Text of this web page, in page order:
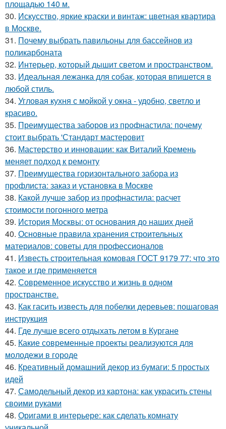
площадью 140 м.
30. Искусство, яркие краски и винтаж: цветная квартира
в Москве.
31. Почему выбрать павильоны для бассейнов из
поликарбоната
32. Интерьер, который дышит светом и пространством.
33. Идеальная лежанка для собак, которая впишется в
любой стиль.
34. Угловая кухня с мойкой у окна - удобно, светло и
красиво.
35. Преимущества заборов из профнастила: почему
стоит выбрать 'Стандарт мастеровит
36. Мастерство и инновации: как Виталий Кремень
меняет подход к ремонту
37. Преимущества горизонтального забора из
профлиста: заказ и установка в Москве
38. Какой лучше забор из профнастила: расчет
стоимости погонного метра
39. История Москвы: от основания до наших дней
40. Основные правила хранения строительных
материалов: советы для профессионалов
41. Известь строительная комовая ГОСТ 9179 77: что это
такое и где применяется
42. Современное искусство и жизнь в одном
пространстве.
43. Как гасить известь для побелки деревьев: пошаговая
инструкция
44. Где лучше всего отдыхать летом в Кургане
45. Какие современные проекты реализуются для
молодежи в городе
46. Креативный домашний декор из бумаги: 5 простых
идей
47. Самодельный декор из картона: как украсить стены
своими руками
48. Оригами в интерьере: как сделать комнату